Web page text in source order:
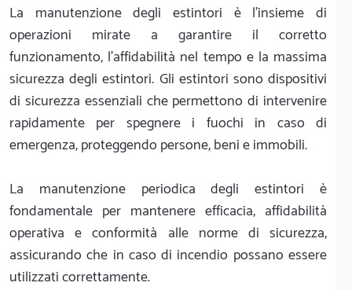
La manutenzione degli estintori è l'insieme di
operazioni mirate a garantire il corretto
funzionamento, l'affidabilità nel tempo e la massima
sicurezza degli estintori. Gli estintori sono dispositivi
di sicurezza essenziali che permettono di intervenire
rapidamente per spegnere i fuochi in caso di
emergenza, proteggendo persone, beni e immobili.
La manutenzione periodica degli estintori è
fondamentale per mantenere efficacia, affidabilità
operativa e conformità alle norme di sicurezza,
assicurando che in caso di incendio possano essere
utilizzati correttamente.